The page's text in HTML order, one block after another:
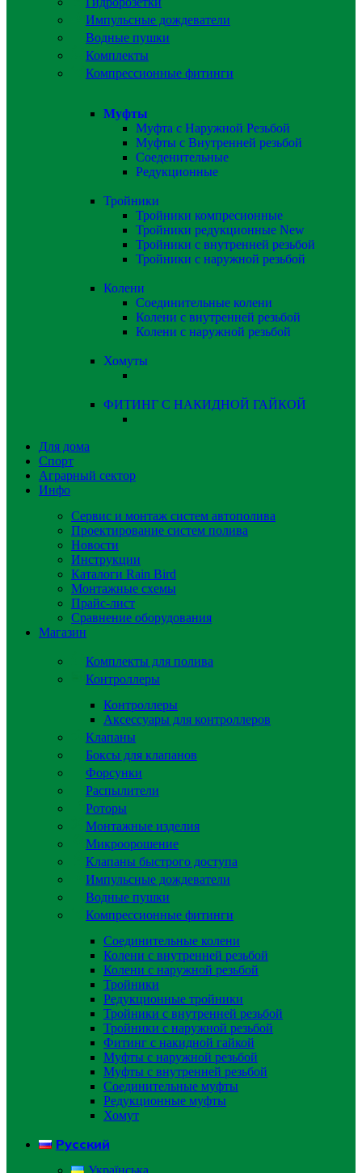
Импульсные дождеватели
Водные пушки
Комплекты
Компрессионные фитинги
Муфты
Муфта с Наружной Резьбой
Муфты с Внутренней резьбой
Соеденительные
Редукционные
Тройники
Тройники компресионные
Тройники редукционные New
Тройники с внутренней резьбой
Тройники с наружной резьбой
Колени
Соединительные колени
Колени с внутренней резьбой
Колени с наружной резьбой
Хомуты
ФИТИНГ С НАКИДНОЙ ГАЙКОЙ
Для дома
Спорт
Аграрный сектор
Инфо
Сервис и монтаж систем автополива
Проектирование систем полива
Новости
Инструкции
Каталоги Rain Bird
Монтажные схемы
Прайс-лист
Сравнение оборудования
Магазин
Комплекты для полива
Контроллеры
Контроллеры
Аксессуары для контроллеров
Клапаны
Боксы для клапанов
Форсунки
Распылители
Роторы
Монтажные изделия
Микроорошение
Клапаны быстрого доступа
Импульсные дождеватели
Водные пушки
Компрессионные фитинги
Соединительные колени
Колени с внутренней резьбой
Колени с наружной резьбой
Тройники
Редукционные тройники
Тройники с внутренней резьбой
Тройники с наружной резьбой
Фитинг с накидной гайкой
Муфты с наружной резьбой
Муфты с внутренней резьбой
Соединительные муфты
Редукционные муфты
Хомут
Русский
Українська